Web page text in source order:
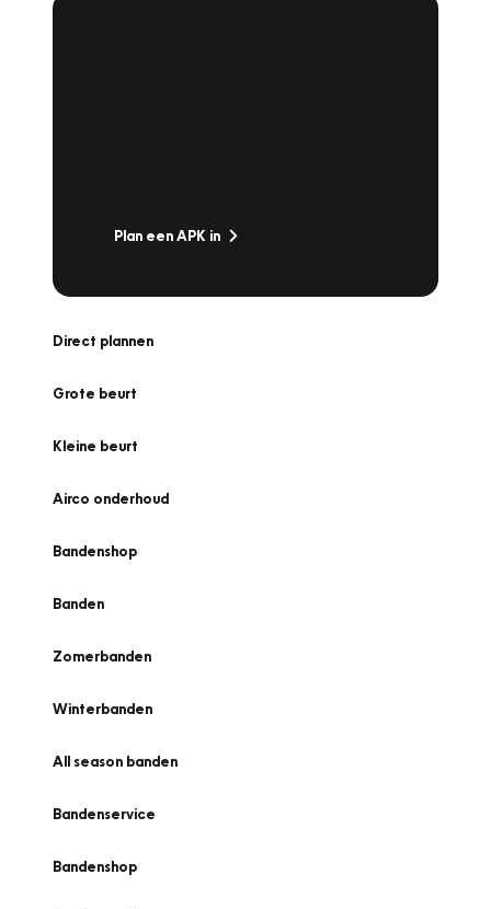
Plan een APK in
Direct plannen
Grote beurt
Kleine beurt
Airco onderhoud
Bandenshop
Banden
Zomerbanden
Winterbanden
All season banden
Bandenservice
Bandenshop